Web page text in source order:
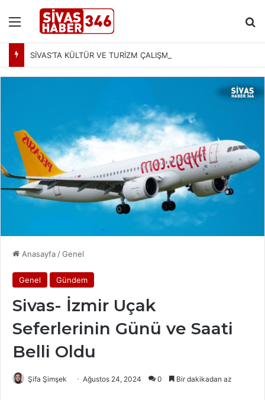
Menü
Anasayfa /Genel
Genel Gündem
Sivas- İzmir Uçak
Seferlerinin Günü ve Saati
Belli Oldu
Şifa Şimşek Ağustos 24, 2024 0 Bir dakikadan az